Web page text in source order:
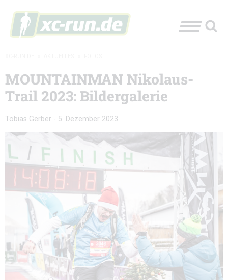
MOUNTAINMAN Nikolaus-
Trail 2023: Bildergalerie
Tobias Gerber - 5. Dezember 2023